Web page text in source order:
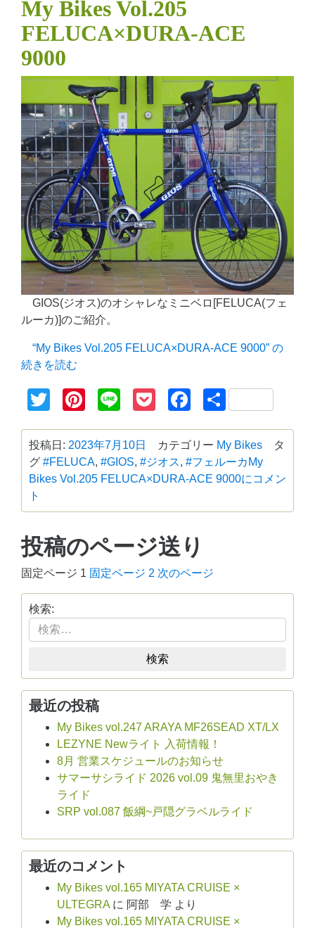
My Bikes Vol.205
FELUCA×DURA-ACE
9000
GIOS(ジオス)のオシャレなミニベロ[FELUCA(フェ
ルーカ)]のご紹介。
“My Bikes Vol.205 FELUCA×DURA-ACE 9000” の
続きを読む
TwitterPinterest
Line PocketFacebook
共
投稿日: 2023年7月10日 カテゴリー My Bikes
タ
グ #FELUCA, #GIOS, #ジオス, #フェルーカ My
Bikes Vol.205 FELUCA×DURA-ACE 9000に コメン
ト
投稿のページ送り
固定ページ 1 固定ページ 2 次のページ
検索:
検索
最近の投稿
My Bikes vol.247 ARAYA MF26SEAD XT/LX
LEZYNE Newライト 入荷情報！
8月 営業スケジュールのお知らせ
サマーサシライド 2026 vol.09 鬼無里おやき
ライド
SRP vol.087 飯綱~戸隠グラベルライド
最近のコメント
My Bikes vol.165 MIYATA CRUISE ×
ULTEGRA に 阿部 学 より
My Bikes vol.165 MIYATA CRUISE ×